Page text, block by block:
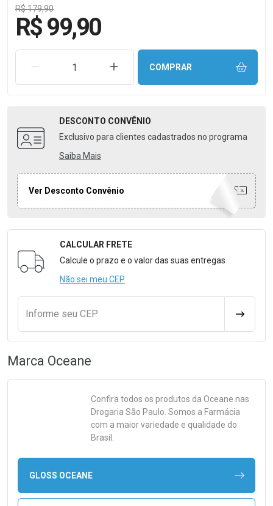
R$ 179,90
R$ 99,90
REMOVER UMA UNIDADEAUMENTAR UMA UNIDADE
COMPRAR
DESCONTO CONVÊNIO
Exclusivo para clientes cadastrados no programa
Saiba Mais
Ver Desconto Convênio
Formulário para Calcular o Frete
CALCULAR FRETE
Calcule o prazo e o valor das suas entregas
Não sei meu CEP
Informe seu CEP
Marca Oceane
Confira todos os produtos da Oceane nas
Drogaria São Paulo. Somos a Farmácia
com a maior variedade e qualidade do
Brasil.
GLOSS OCEANE